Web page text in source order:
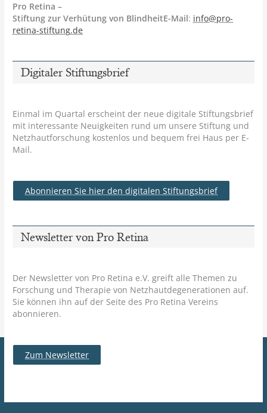
Pro Retina –
Stiftung zur Verhütung von BlindheitE-Mail: info@pro-
retina-stiftung.de
Digitaler Stiftungsbrief
Einmal im Quartal erscheint der neue digitale Stiftungsbrief
mit interessante Neuigkeiten rund um unsere Stiftung und
Netzhautforschung kostenlos und bequem frei Haus per E-
Mail.
Abonnieren Sie hier den digitalen Stiftungsbrief
Newsletter von Pro Retina
Der Newsletter von Pro Retina e.V. greift alle Themen zu
Forschung und Therapie von Netzhautdegenerationen auf.
Sie können ihn auf der Seite des Pro Retina Vereins
abonnieren.
Zum Newsletter